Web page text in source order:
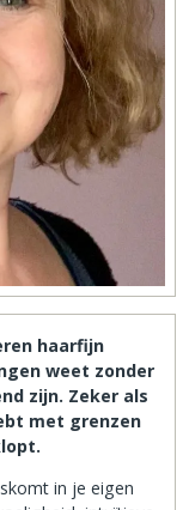
haarfijn
weet zonder
zijn. Zeker als
met grenzen
in je eigen